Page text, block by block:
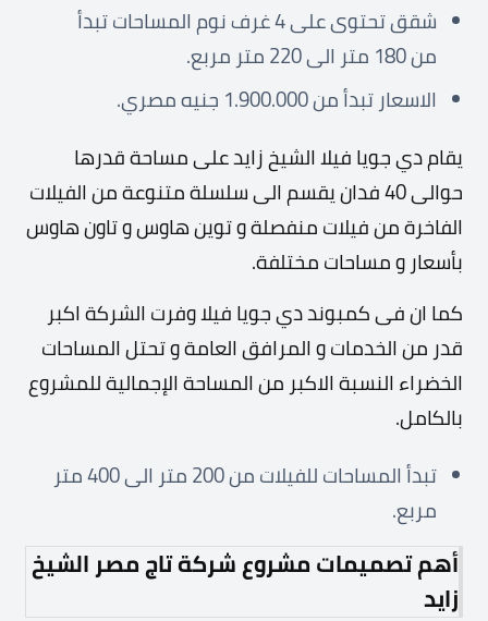
شقق تحتوى على 4 غرف نوم المساحات تبدأ
من 180 متر الى 220 متر مربع.
الاسعار تبدأ من 1.900.000 جنيه مصري.
يقام دي جويا فيلا الشيخ زايد على مساحة قدرها
حوالى 40 فدان يقسم الى سلسلة متنوعة من الفيلات
الفاخرة من فيلات منفصلة و توين هاوس و تاون هاوس
بأسعار و مساحات مختلفة.
كما ان فى كمبوند دي جويا فيلا وفرت الشركة اكبر
قدر من الخدمات و المرافق العامة و تحتل المساحات
الخضراء النسبة الاكبر من المساحة الإجمالية للمشروع
بالكامل.
تبدأ المساحات للفيلات من 200 متر الى 400 متر
مربع.
أهم تصميمات مشروع شركة تاج مصر الشيخ
زايد